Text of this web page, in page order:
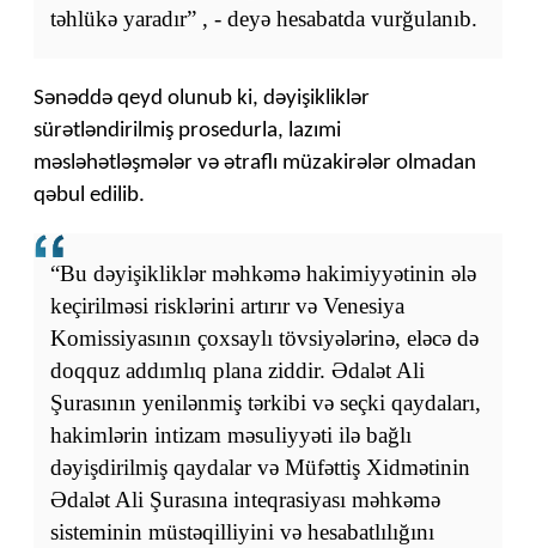
təhlükə yaradır” , - deyə hesabatda vurğulanıb.
Sənəddə qeyd olunub ki, dəyişikliklər
sürətləndirilmiş prosedurla, lazımi
məsləhətləşmələr və ətraflı müzakirələr olmadan
qəbul edilib.
“Bu dəyişikliklər məhkəmə hakimiyyətinin ələ
keçirilməsi risklərini artırır və Venesiya
Komissiyasının çoxsaylı tövsiyələrinə, eləcə də
doqquz addımlıq plana ziddir. Ədalət Ali
Şurasının yenilənmiş tərkibi və seçki qaydaları,
hakimlərin intizam məsuliyyəti ilə bağlı
dəyişdirilmiş qaydalar və Müfəttiş Xidmətinin
Ədalət Ali Şurasına inteqrasiyası məhkəmə
sisteminin müstəqilliyini və hesabatlılığını